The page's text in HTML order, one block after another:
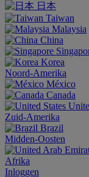
日本
Taiwan
Malaysia
China
Korea
Noord-Amerika
México
Canada
Zuid-Amerika
Brazil
Midden-Oosten
Afrika
Inloggen